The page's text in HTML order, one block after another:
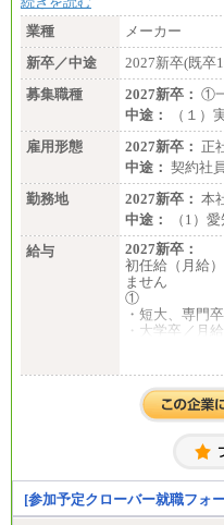
年収例は賞与
※キャリアや能
定します
※残業手当：
※固定給に固
※試用期間中
業種
メーカー
新卒／中途
2027新卒(既卒
募集職種
2027新卒： ①
中途：
（１）
雇用形態
2027新卒： 正
中途： 契約社員
勤務地
2027新卒： 本
中途：
（1）
給与
2027新卒：
初任給（月給
ません
①
・短大、専門
・大学卒／月
※大学院修了
す。
②③
・大学卒／月
※技術系応募
は修士了)の金
うえ当社規程
[参加予定クローバー就職フォ